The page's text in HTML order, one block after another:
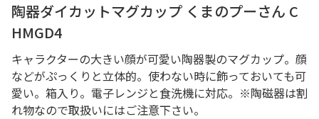
陶器ダイカットマグカップ くまのプーさん C
HMGD4
キャラクターの大きい顔が可愛い陶器製のマグカップ。顔
などがぷっくりと立体的。使わない時に飾っておいても可
愛い。箱入り。電子レンジと食洗機に対応。※陶磁器は割
れ物なので取扱いにはご注意下さい。